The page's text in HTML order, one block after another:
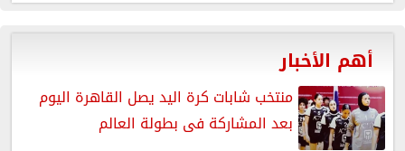
أهم الأخبار
منتخب شابات كرة اليد يصل القاهرة اليوم
بعد المشاركة فى بطولة العالم